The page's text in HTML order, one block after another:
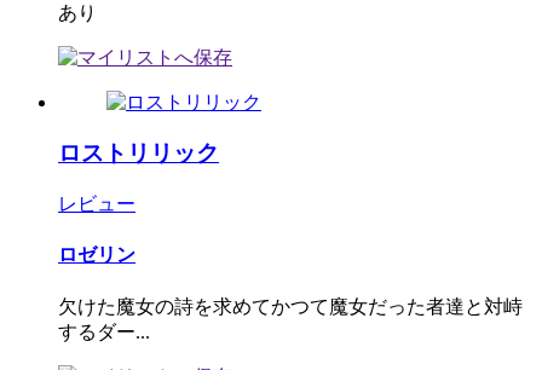
あり
ロストリリック
レビュー
ロゼリン
欠けた魔女の詩を求めてかつて魔女だった者達と対峙
するダー...